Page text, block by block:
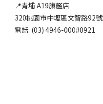
📍青埔 A19旗艦店
320桃園市中壢區文智路92號
電話: (03) 4946-000#0921